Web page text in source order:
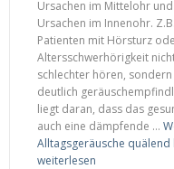
Ursachen im Mittelohr
Ursachen im Innenohr.
Patienten mit Hörsturz
Altersschwerhörigkeit
schlechter hören,
deutlich
liegt daran, dass das
auch eine dämpfende …
Alltagsgeräusche quälend
weiterlesen